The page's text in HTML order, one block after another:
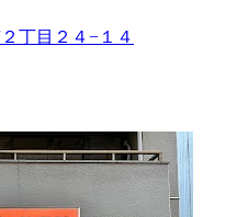
丁目２４−１４